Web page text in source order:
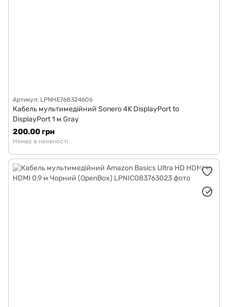
Артикул: LPNHE768324606
Кабель мультимедійний Sonero 4K DisplayPort to
DisplayPort 1 м Gray
200.00 грн
Немає в наявності